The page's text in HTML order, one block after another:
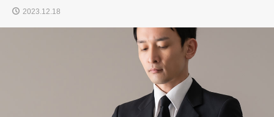
2023.12.18